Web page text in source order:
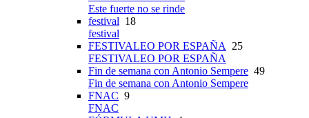
Este fuerte no se rinde
festival 18
festival
FESTIVALEO POR ESPAÑA
25
FESTIVALEO POR ESPAÑA
Fin de semana con Antonio Sempere 49
Fin de semana con Antonio Sempere
FNAC 9
FNAC